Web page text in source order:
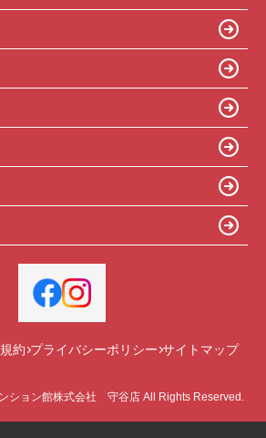
約 プライバシーポリシー サイトマップ
ション館株式会社 守谷店 All Rights Reserved.